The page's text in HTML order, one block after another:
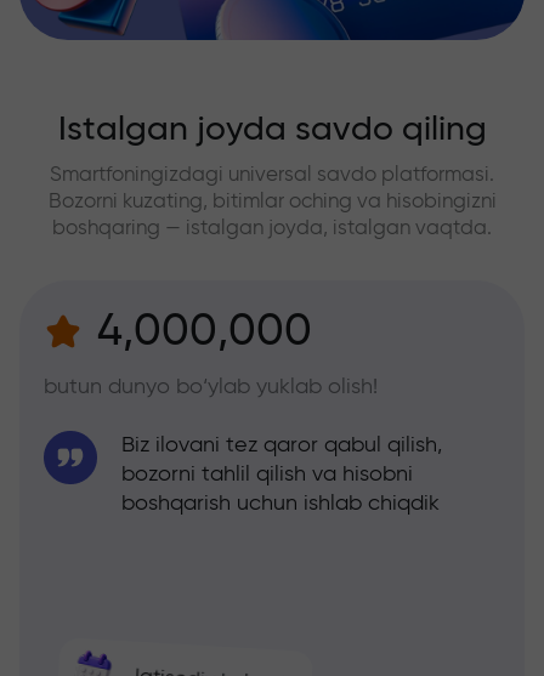
Istalgan joyda savdo qiling
Smartfoningizdagi universal savdo platformasi.
Bozorni kuzating, bitimlar oching va hisobingizni
boshqaring — istalgan joyda, istalgan vaqtda.
4,000,000
butun dunyo bo‘ylab yuklab olish!
Biz ilovani tez qaror qabul qilish,
bozorni tahlil qilish va hisobni
boshqarish uchun ishlab chiqdik